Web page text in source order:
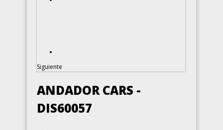
Siguiente
ANDADOR CARS -
DIS60057